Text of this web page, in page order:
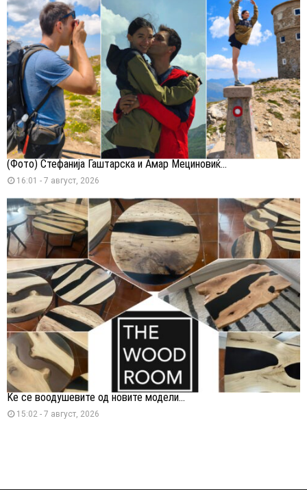
(Фото) Стефанија Гаштарска и Амар Мециновиќ...
16:01 - 7 август, 2026
Ќе се воодушевите од новите модели...
15:02 - 7 август, 2026